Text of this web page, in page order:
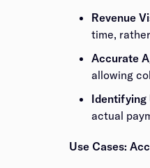
Revenue Visibility​​​​‌
time, rather than relying on projected revenue.​​​​‌
Accurate A/R Management​​​​‌
allowing collections teams to focus only on
Identifying Underpayments​​​​‌
actual payment are flagged for
Use Cases: Accelerating Financial Reconciliation​​​​‌